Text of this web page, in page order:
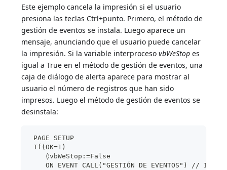
Este ejemplo cancela la impresión si el usuario
presiona las teclas Ctrl+punto. Primero, el método de
gestión de eventos se instala. Luego aparece un
mensaje, anunciando que el usuario puede cancelar
la impresión. Si la variable interprocesovbWeStop es
igual a True en el método de gestión de eventos, una
caja de diálogo de alerta aparece para mostrar al
usuario el número de registros que han sido
impresos. Luego el método de gestión de eventos se
desinstala:
PAGE SETUP
If(OK=1)
◊vbWeStop:=False
ON EVENT CALL("GESTIÓN DE EVENTOS") //